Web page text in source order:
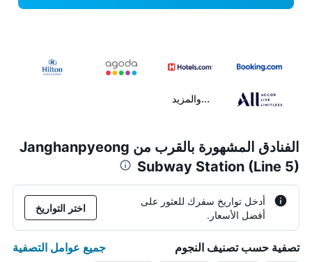
...والمزيد
الفنادق المشهورة بالقرب من Janghanpyeong
Subway Station (Line 5)
أدخل تواريخ سفرك للعثور على
أفضل الأسعار.
اختر التواريخ
تصفية حسب تصنيف النجوم جميع عوامل التصفية